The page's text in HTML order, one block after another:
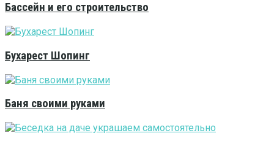
Бассейн и его строительство
Бухарест Шопинг
Баня своими руками